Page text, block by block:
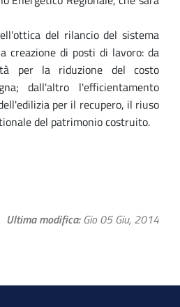
del rilancio del sistema
creazione di posti di lavoro: da
per la riduzione del costo
dall'altro l'efficientamento
per il recupero, il riuso
del patrimonio costruito.
Ultima modifica Gio 05 Giu, 2014